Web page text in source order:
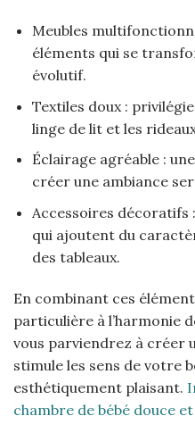
Meubles
éléments qui se
évolutif.
Textiles doux :
linge de lit et les
Éclairage agréable :
créer une ambiance
Accessoires décoratifs
qui ajoutent du
des tableaux.
En combinant ces
particulière à l’harmonie
vous parviendrez à créer
stimule les sens de votre
esthétiquement plaisant.
chambre de bébé douce